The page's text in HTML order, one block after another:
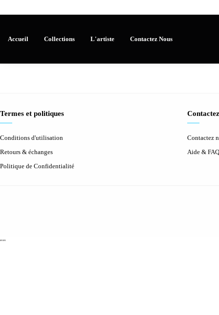
Accueil Collections L'artiste Contactez Nous
Termes et politiques
Conditions d'utilisation
Retours & échanges
Politique de Confidentialité
Contactez
Aide & FAQ
""